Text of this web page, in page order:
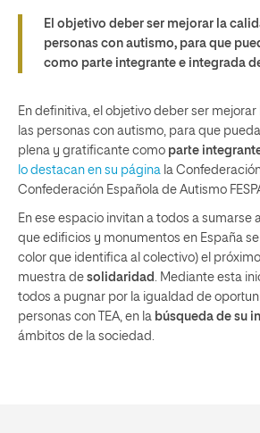
El objetivo deber ser mejorar la
personas con autismo, para que
como parte integrante e integrada
En definitiva, el objetivo deber ser
las personas con autismo, para que
plena y gratificante como parte
lo destacan en su página la
Confederación Española de Autismo
En ese espacio invitan a todos a sumarse
que edificios y monumentos en España se
color que identifica al colectivo) el
muestra de solidaridad
. Mediante esta
todos a pugnar por la igualdad de
personas con TEA, en la búsqueda de su
ámbitos de la sociedad.